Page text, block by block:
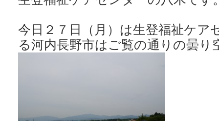
今日２７日（月）は生登福祉ケア